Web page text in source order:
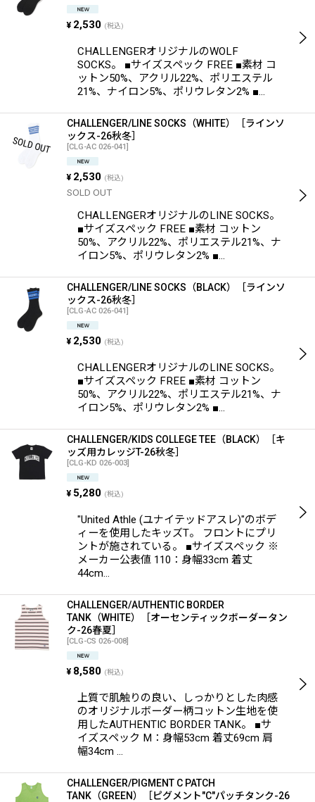
¥ 2,530 (税込)
CHALLENGERオリジナルのWOLF
SOCKS。 ■サイズスペック FREE ■素材 コ
ットン50%、アクリル22%、ポリエステル
21%、ナイロン5%、ポリウレタン2% ■…
CHALLENGER/LINE SOCKS（WHITE）［ラインソ
ックス-26秋冬］
[CLG-AC 026-041]
¥ 2,530 (税込)
SOLD OUT
CHALLENGERオリジナルのLINE SOCKS。
■サイズスペック FREE ■素材 コットン
50%、アクリル22%、ポリエステル21%、ナ
イロン5%、ポリウレタン2% ■…
CHALLENGER/LINE SOCKS（BLACK）［ラインソ
ックス-26秋冬］
[CLG-AC 026-041]
¥ 2,530 (税込)
CHALLENGERオリジナルのLINE SOCKS。
■サイズスペック FREE ■素材 コットン
50%、アクリル22%、ポリエステル21%、ナ
イロン5%、ポリウレタン2% ■…
CHALLENGER/KIDS COLLEGE TEE（BLACK）［キ
ッズ用カレッジT-26秋冬］
[CLG-KD 026-003]
¥ 5,280 (税込)
"United Athle (ユナイテッドアスレ)"のボデ
ィーを使用したキッズT。 フロントにプリ
ントが施されている。 ■サイズスペック ※
メーカー公表値 110：身幅33cm 着丈
44cm…
CHALLENGER/AUTHENTIC BORDER
TANK（WHITE）［オーセンティックボーダータン
ク-26春夏］
[CLG-CS 026-008]
¥ 8,580 (税込)
上質で肌触りの良い、しっかりとした肉感
のオリジナルボーダー柄コットン生地を使
用したAUTHENTIC BORDER TANK。 ■サ
イズスペック M：身幅53cm 着丈69cm 肩
幅34cm …
CHALLENGER/PIGMENT C PATCH
TANK（GREEN）［ピグメント"C"パッチタンク-26